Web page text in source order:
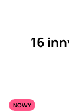
16
NOWY